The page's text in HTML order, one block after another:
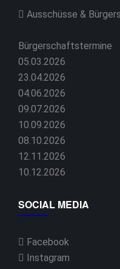
Ausschüsse &
Bürgerschaftstermine
05.03.2026
23.04.2026
04.06.2026
09.07.2026
10.09.2026
08.10.2026
12.11.2026
10.12.2026
SOCIAL MEDIA
Facebook
Instagram